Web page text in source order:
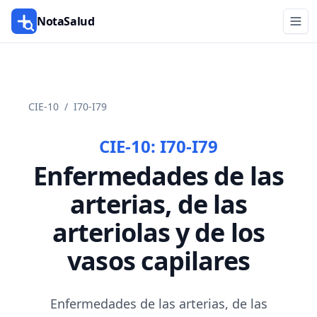
NotaSalud
CIE-10 / I70-I79
CIE-10: I70-I79
Enfermedades de las
arterias, de las
arteriolas y de los
vasos capilares
Enfermedades de las arterias, de las